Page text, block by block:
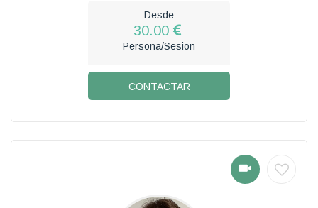
Desde
30.00
Persona/Sesion
CONTACTAR